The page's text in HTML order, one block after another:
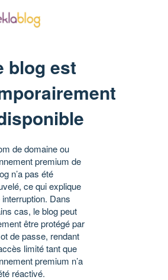
blog est
de domaine ou
premium de
n’a pas été
ce qui explique
Dans
cas, le blog peut
être protégé par
de passe, rendant
limité tant que
premium n’a
réactivé.